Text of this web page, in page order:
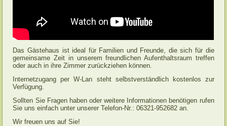
Das Gästehaus ist ideal für Familien und Freunde, die sich für die
gemeinsame Zeit in unserem freundlichen Aufenthaltsraum treffen
oder auch in ihre Zimmer zurückziehen können.
Internetzugang per W-Lan steht selbstverständlich kostenlos zur
Verfügung.
Sollten Sie Fragen haben oder weitere Informationen benötigen rufen
Sie uns einfach unter unserer Telefon-Nr.: 06321-952682 an.
Wir freuen uns auf Sie!